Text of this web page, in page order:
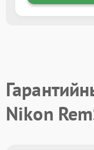
Nikon